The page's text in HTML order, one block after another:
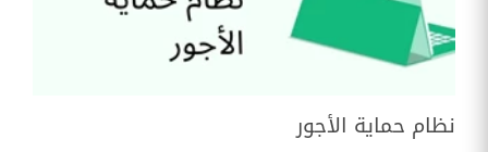
نظام حماية الأجور